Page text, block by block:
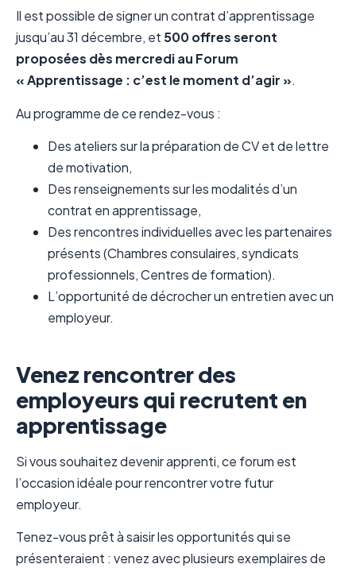
Il est possible de signer un contrat d’apprentissage
jusqu’au 31 décembre, et 500 offres seront
proposées dès mercredi au Forum
« Apprentissage : c’est le moment d’agir ».
Au programme de ce rendez-vous :
Des ateliers sur la préparation de CV et de lettre
de motivation,
Des renseignements sur les modalités d’un
contrat en apprentissage,
Des rencontres individuelles avec les partenaires
présents (Chambres consulaires, syndicats
professionnels, Centres de formation).
L’opportunité de décrocher un entretien avec un
employeur.
Venez rencontrer des
employeurs qui recrutent en
apprentissage
Si vous souhaitez devenir apprenti, ce forum est
l’occasion idéale pour rencontrer votre futur
employeur.
Tenez-vous prêt à saisir les opportunités qui se
présenteraient : venez avec plusieurs exemplaires de